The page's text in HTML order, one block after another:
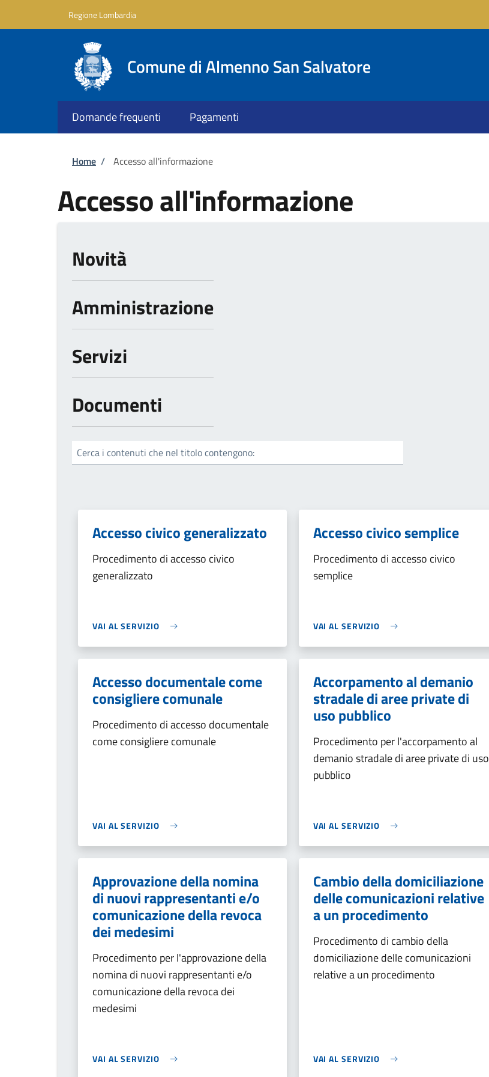
Regione Lombardia
Comune di Almenno San Salvatore
Domande frequenti Pagamenti
Briciole di pane
Home / Accesso all'informazione
Accesso all'informazione
Novità
Amministrazione
Servizi
Documenti
Cerca i contenuti che nel titolo contengono:
Accesso civico generalizzato
Procedimento di accesso civico
generalizzato
VAI AL SERVIZIO
Accesso civico semplice
Procedimento di accesso civico
semplice
VAI AL SERVIZIO
Accesso documentale come
consigliere comunale
Procedimento di accesso documentale
come consigliere comunale
VAI AL SERVIZIO
Accorpamento al demanio
stradale di aree private di
uso pubblico
Procedimento per l'accorpamento al
demanio stradale di aree private di uso
pubblico
VAI AL SERVIZIO
Approvazione della nomina
di nuovi rappresentanti e/o
comunicazione della revoca
dei medesimi
Procedimento per l'approvazione della
nomina di nuovi rappresentanti e/o
comunicazione della revoca dei
medesimi
VAI AL SERVIZIO
Cambio della domiciliazione
delle comunicazioni relative
a un procedimento
Procedimento di cambio della
domiciliazione delle comunicazioni
relative a un procedimento
VAI AL SERVIZIO